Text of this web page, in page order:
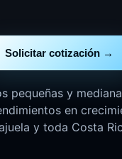
Solicitar cotización →
pequeñas y
en
y toda Costa